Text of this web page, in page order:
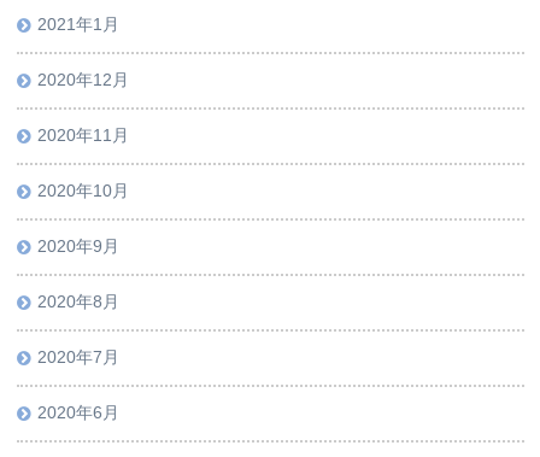
2021年1月
2020年12月
2020年11月
2020年10月
2020年9月
2020年8月
2020年7月
2020年6月